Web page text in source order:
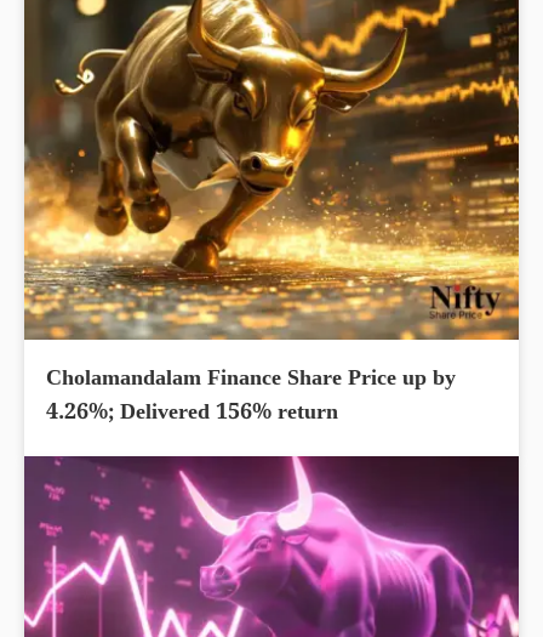
Cholamandalam Finance Share Price up by
4.26%; Delivered 156% return